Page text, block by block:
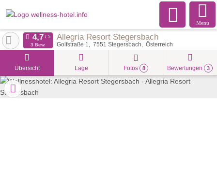
Menu
Allegria Resort Stegersbach
Golfstraße 1 7551 Stegersbach Österreich
3 Bew.
Übersicht Lage Fotos 8 Bewertungen 3